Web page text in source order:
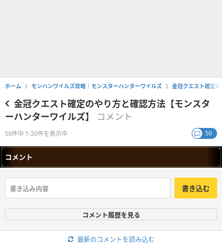
ホーム モンハンワイルズ攻略｜モンスターハンターワイルズ 金冠クエスト確定
金冠クエスト確定のやり方と確認方法【モンスタ
ーハンターワイルズ】
コメント
50件中 1-20件を表示中 50
コメント
書き込む
コメント履歴を見る
最新のコメントを読み込む